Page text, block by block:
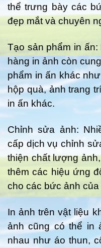
thể trưng bày các
đẹp mắt và chuyên
Tạo sản phẩm in
hàng in ảnh còn
phẩm in ấn khác
hộp quà, ảnh trang
in ấn khác.
Chỉnh sửa ảnh:
cấp dịch vụ chỉnh
thiện chất lượng
thêm các hiệu ứng
cho các bức ảnh của
In ảnh trên vật liệu
ảnh cũng có thể in
nhau như áo thun,